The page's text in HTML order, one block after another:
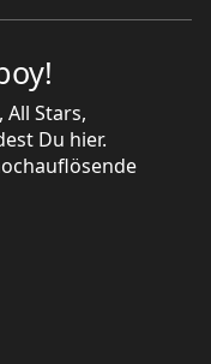
All Stars,
Du hier.